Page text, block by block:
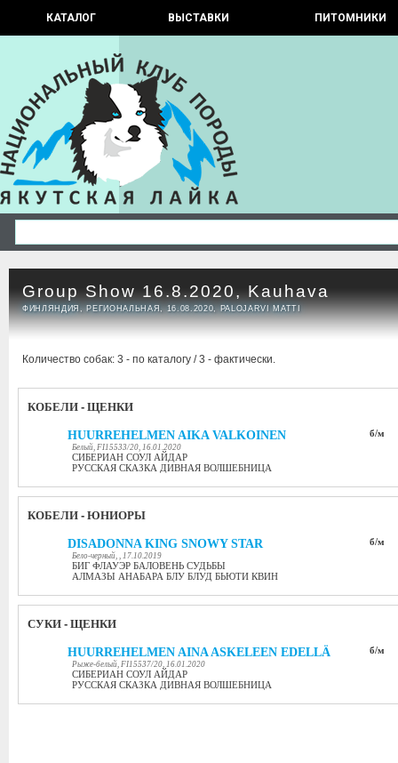
КАТАЛОГ ВЫСТАВКИ ПИТОМНИКИ
Group Show 16.8.2020, Kauhava
ФИНЛЯНДИЯ, РЕГИОНАЛЬНАЯ, 16.08.2020, PALOJARVI MATTI
Количество собак: 3 - по каталогу / 3 - фактически.
КОБЕЛИ - ЩЕНКИ
HUURREHELMEN AIKA VALKOINEN
Белый, FI15533/20, 16.01.2020
СИБЕРИАН СОУЛ АЙДАР
РУССКАЯ СКАЗКА ДИВНАЯ ВОЛШЕБНИЦА
б/м
КОБЕЛИ - ЮНИОРЫ
DISADONNA KING SNOWY STAR
Бело-черный, , 17.10.2019
БИГ ФЛАУЭР БАЛОВЕНЬ СУДЬБЫ
АЛМАЗЫ АНАБАРА БЛУ БЛУД БЬЮТИ КВИН
б/м
СУКИ - ЩЕНКИ
HUURREHELMEN AINA ASKELEEN EDELLÄ
Рыже-белый, FI15537/20, 16.01.2020
СИБЕРИАН СОУЛ АЙДАР
РУССКАЯ СКАЗКА ДИВНАЯ ВОЛШЕБНИЦА
б/м